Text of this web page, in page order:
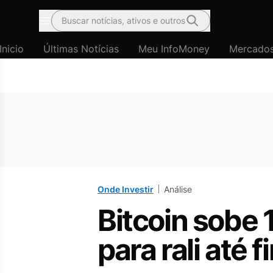
Menu
Buscar notícias, ativos e outros
Inicio Últimas Notícias Meu InfoMoney
Onde Investir Análise
Bitcoin sobe
para rali até